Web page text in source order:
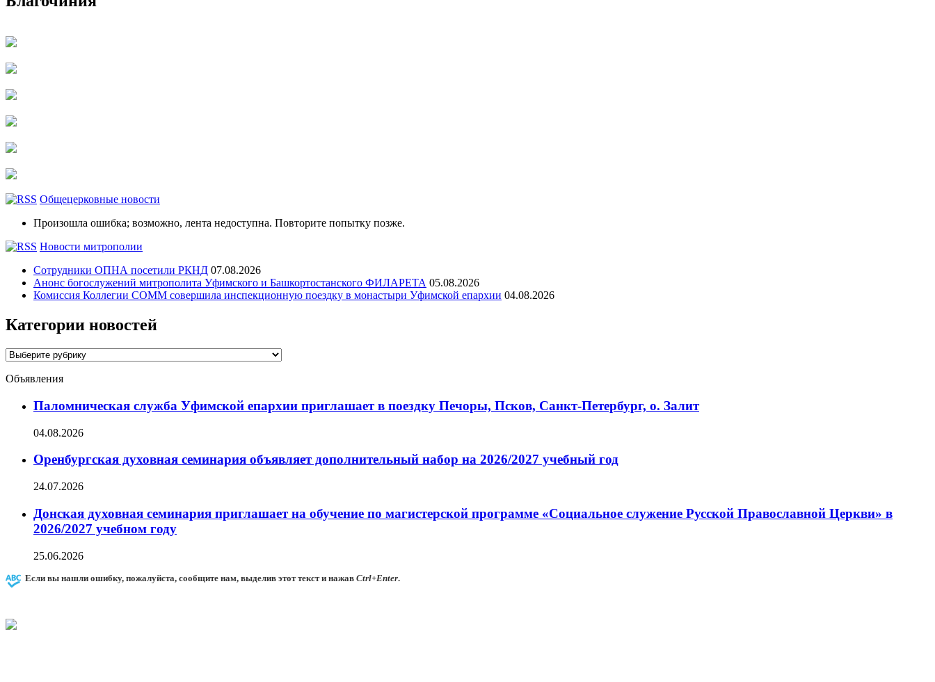
Общецерковные новости
Произошла ошибка; возможно, лента недоступна. Повторите попытку позже.
Новости митрополии
Сотрудники ОПНА посетили РКНД 07.08.2026
Анонс богослужений митрополита Уфимского и Башкортостанского ФИЛАРЕТА 05.08.2026
Комиссия Коллегии СОММ совершила инспекционную поездку в монастыри Уфимской епархии 04.08.2026
Категории новостей
Категории
Объявления
Паломническая служба Уфимской епархии приглашает в поездку Печоры, Псков, Санкт-Петербург, о. Залит
04.08.2026
Оренбургская духовная семинария объявляет дополнительный набор на 2026/2027 учебный год
24.07.2026
Донская духовная семинария приглашает на обучение по магистерской программе «Социальное служение Русской Православной Церкви» в
2026/2027 учебном году
25.06.2026
Если вы нашли ошибку, пожалуйста, сообщите нам, выделив этот текст и нажав Ctrl+Enter.